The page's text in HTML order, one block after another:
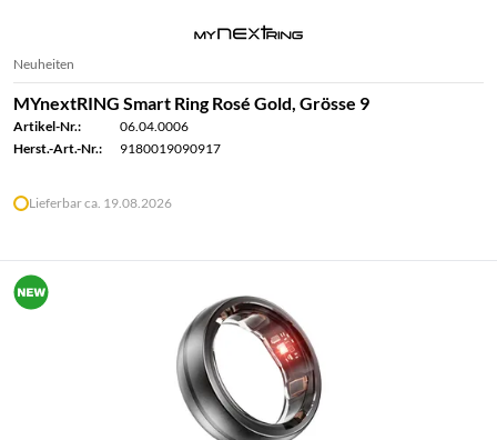
Neuheiten
MYnextRING Smart Ring Rosé Gold, Grösse 9
Artikel-Nr.:
06.04.0006
Herst.-Art.-Nr.:
9180019090917
Lieferbar ca. 19.08.2026